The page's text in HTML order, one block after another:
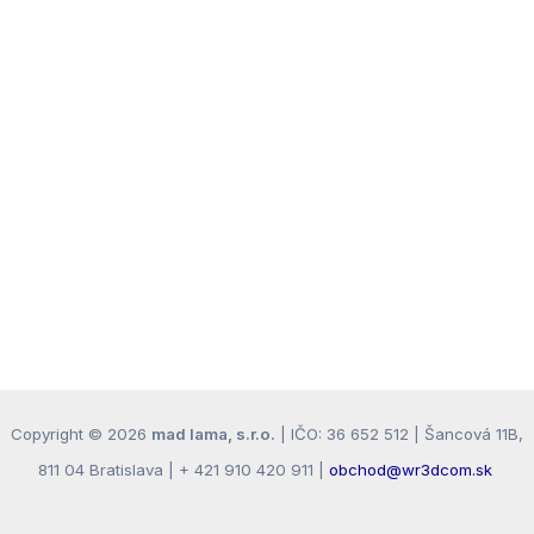
Copyright © 2026 mad lama, s.r.o. | IČO: 36 652 512 | Šancová 11B,
811 04 Bratislava | + 421 910 420 911 | obchod@wr3dcom.sk